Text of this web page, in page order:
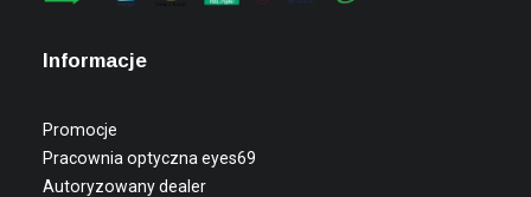
Informacje
Promocje
Pracownia optyczna eyes69
Autoryzowany dealer